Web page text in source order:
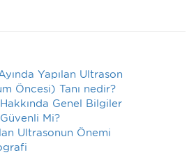
Yapılan Ultrason
Öncesi) Tanı nedir?
Genel Bilgiler
Mi?
Ultrasonun Önemi